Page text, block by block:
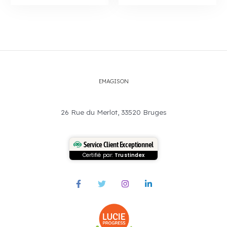
EMAGISON
26 Rue du Merlot, 33520 Bruges
Service Client Exceptionnel
Certifié par: Trustindex